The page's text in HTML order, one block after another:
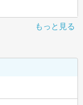
もっと見る